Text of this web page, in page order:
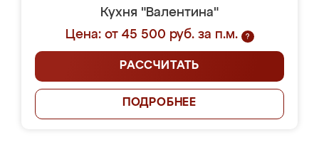
Кухня "Валентина"
Цена: от 45 500 руб. за п.м.
?
РАССЧИТАТЬ
ПОДРОБНЕЕ